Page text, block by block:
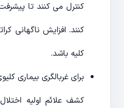
کنترل می کنند تا
کنند. افزایش ناگهانی
کلیه باشد.
برای غربالگری بیماری
کشف علائم اولیه